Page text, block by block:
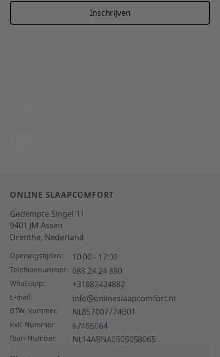
Inschrijven
ONLINE SLAAPCOMFORT
Gedempte Singel 11
9401 JM Assen
Drenthe, Nederland
Openingstijden: 10:00 - 17:00
Telefoonnummer: 088 24 24 880
Whatsapp: +31882424882
E-mail: info@onlineslaapcomfort.nl
BTW-Nummer: NL857007774B01
KvK-Nummer: 67465064
Iban-Number:
NL14ABNA0505058065